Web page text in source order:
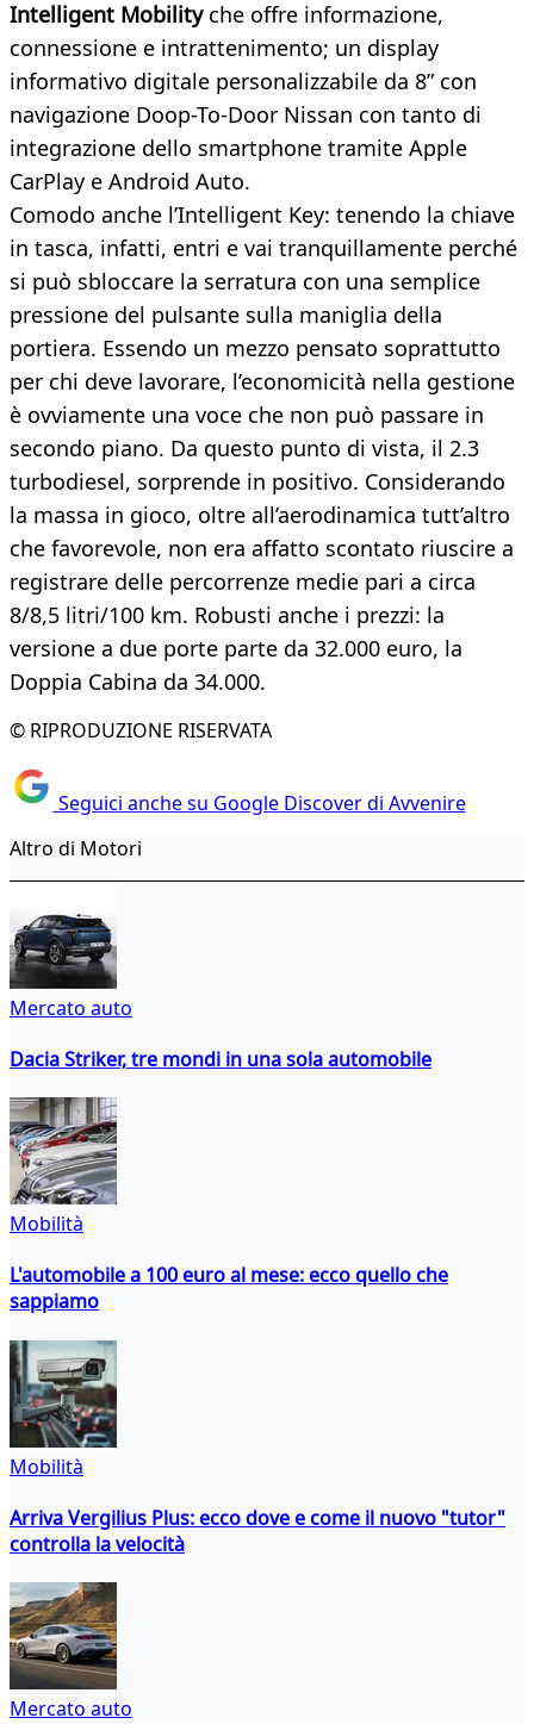
Intelligent Mobility che offre informazione,
connessione e intrattenimento; un display
informativo digitale personalizzabile da 8” con
navigazione Doop-To-Door Nissan con tanto di
integrazione dello smartphone tramite Apple
CarPlay e Android Auto.
Comodo anche l’Intelligent Key: tenendo la chiave
in tasca, infatti, entri e vai tranquillamente perché
si può sbloccare la serratura con una semplice
pressione del pulsante sulla maniglia della
portiera. Essendo un mezzo pensato soprattutto
per chi deve lavorare, l’economicità nella gestione
è ovviamente una voce che non può passare in
secondo piano. Da questo punto di vista, il 2.3
turbodiesel, sorprende in positivo. Considerando
la massa in gioco, oltre all’aerodinamica tutt’altro
che favorevole, non era affatto scontato riuscire a
registrare delle percorrenze medie pari a circa
8/8,5 litri/100 km. Robusti anche i prezzi: la
versione a due porte parte da 32.000 euro, la
Doppia Cabina da 34.000.
© RIPRODUZIONE RISERVATA
Seguici anche su Google Discover di Avvenire
Altro di Motori
Mercato auto
Dacia Striker, tre mondi in una sola automobile
Mobilità
L'automobile a 100 euro al mese: ecco quello che
sappiamo
Mobilità
Arriva Vergilius Plus: ecco dove e come il nuovo "tutor"
controlla la velocità
Mercato auto